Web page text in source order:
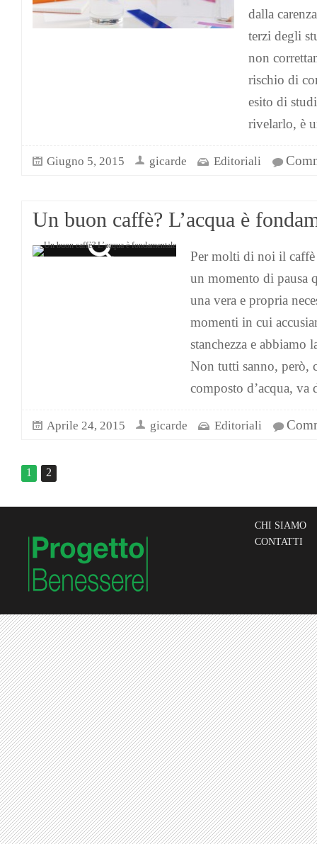
dalla
terzi degli
non
rischio di
esito di
rivelarlo, è
Giugno 5, 2015 gicarde Editoriali
Un buon caffè? L’acqua è
Per molti di noi il
un momento di pausa
una vera e propria
momenti in cui
stanchezza e abbiamo
Non tutti sanno, però,
composto d’acqua, va
Aprile 24, 2015 gicarde Editoriali
1 2
CHI SIAMO
CONTATTI